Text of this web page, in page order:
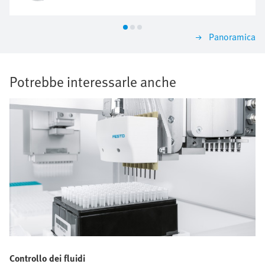
Panoramica
Potrebbe interessarle anche
Controllo dei fluidi